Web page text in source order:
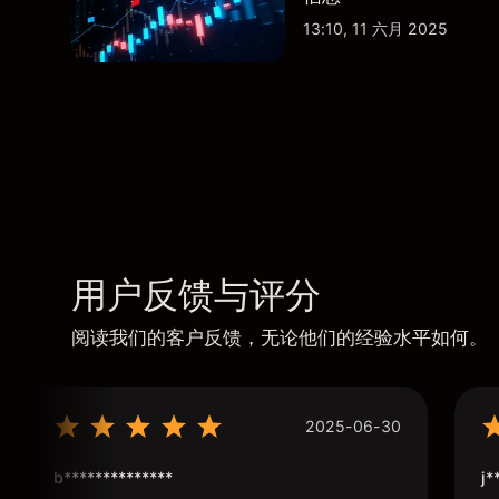
13:10, 11 六月 2025
用户反馈与评分
阅读我们的客户反馈，无论他们的经验水平如何。
2025-06-30
b**************